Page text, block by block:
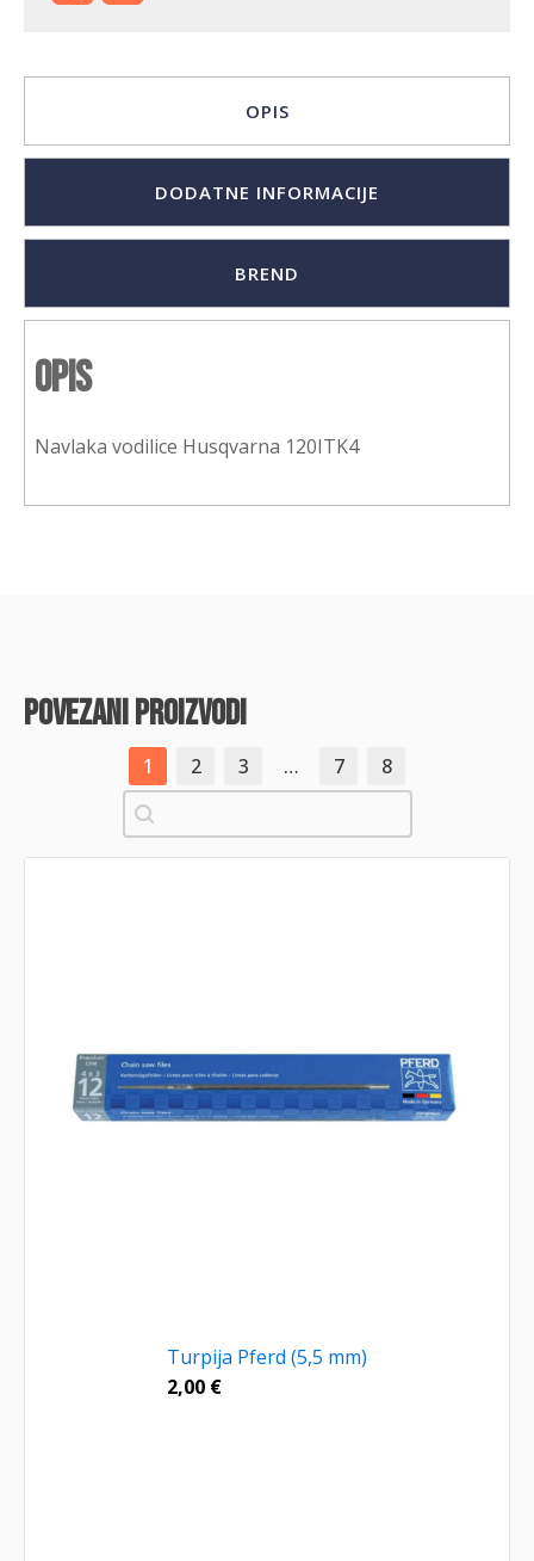
OPIS
DODATNE INFORMACIJE
BREND
Opis
Navlaka vodilice Husqvarna 120ITK4
povezani proizvodi
1 2 3 … 7
8
Pretraži
Turpija Pferd (5,5 mm)
2,00 €